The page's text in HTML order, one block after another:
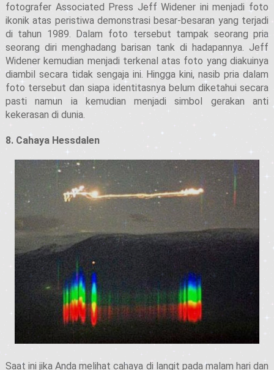
fotografer Associated Press Jeff Widener ini menjadi foto
ikonik atas peristiwa demonstrasi besar-besaran yang terjadi
di tahun 1989. Dalam foto tersebut tampak seorang pria
seorang diri menghadang barisan tank di hadapannya. Jeff
Widener kemudian menjadi terkenal atas foto yang diakuinya
diambil secara tidak sengaja ini. Hingga kini, nasib pria dalam
foto tersebut dan siapa identitasnya belum diketahui secara
pasti namun ia kemudian menjadi simbol gerakan anti
kekerasan di dunia.
8. Cahaya Hessdalen
Saat ini jika Anda melihat cahaya di langit pada malam hari dan